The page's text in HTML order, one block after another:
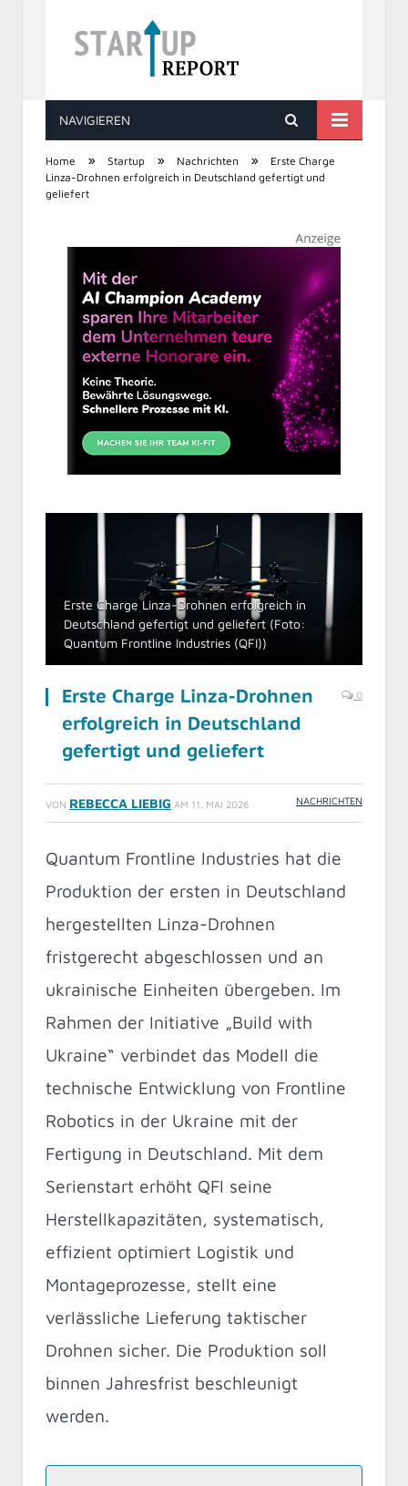
STARTUP REPORT
NAVIGIEREN
Home » Startup » Nachrichten »
Erste Charge
Linza-Drohnen erfolgreich in Deutschland gefertigt und
geliefert
Erste Charge Linza-Drohnen erfolgreich in
Deutschland gefertigt und geliefert (Foto:
Quantum Frontline Industries (QFI))
Erste Charge Linza-Drohnen
erfolgreich in Deutschland
gefertigt und geliefert
0
VON REBECCA LIEBIG AM 11. MAI 2026 NACHRICHTEN
Quantum Frontline Industries hat die
Produktion der ersten in Deutschland
hergestellten Linza-Drohnen
fristgerecht abgeschlossen und an
ukrainische Einheiten übergeben. Im
Rahmen der Initiative „Build with
Ukraine“ verbindet das Modell die
technische Entwicklung von Frontline
Robotics in der Ukraine mit der
Fertigung in Deutschland. Mit dem
Serienstart erhöht QFI seine
Herstellkapazitäten, systematisch,
effizient optimiert Logistik und
Montageprozesse, stellt eine
verlässliche Lieferung taktischer
Drohnen sicher. Die Produktion soll
binnen Jahresfrist beschleunigt
werden.